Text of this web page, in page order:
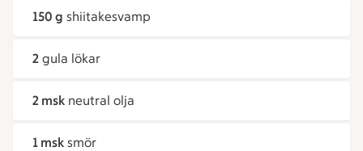
150 g shiitakesvamp
2 gula lökar
2 msk neutral olja
1 msk smör